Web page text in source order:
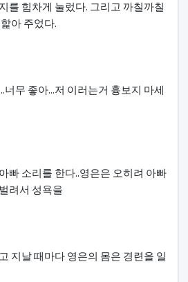
를 힘차게 눌렀다. 그리고 까칠까칠
아 주었다.
너무 좋아...저 이러는거 흉보지 마세
빠 소리를 한다..영은은 오히려 아빠
려서 성욕을
지날 때마다 영은의 몸은 경련을 일